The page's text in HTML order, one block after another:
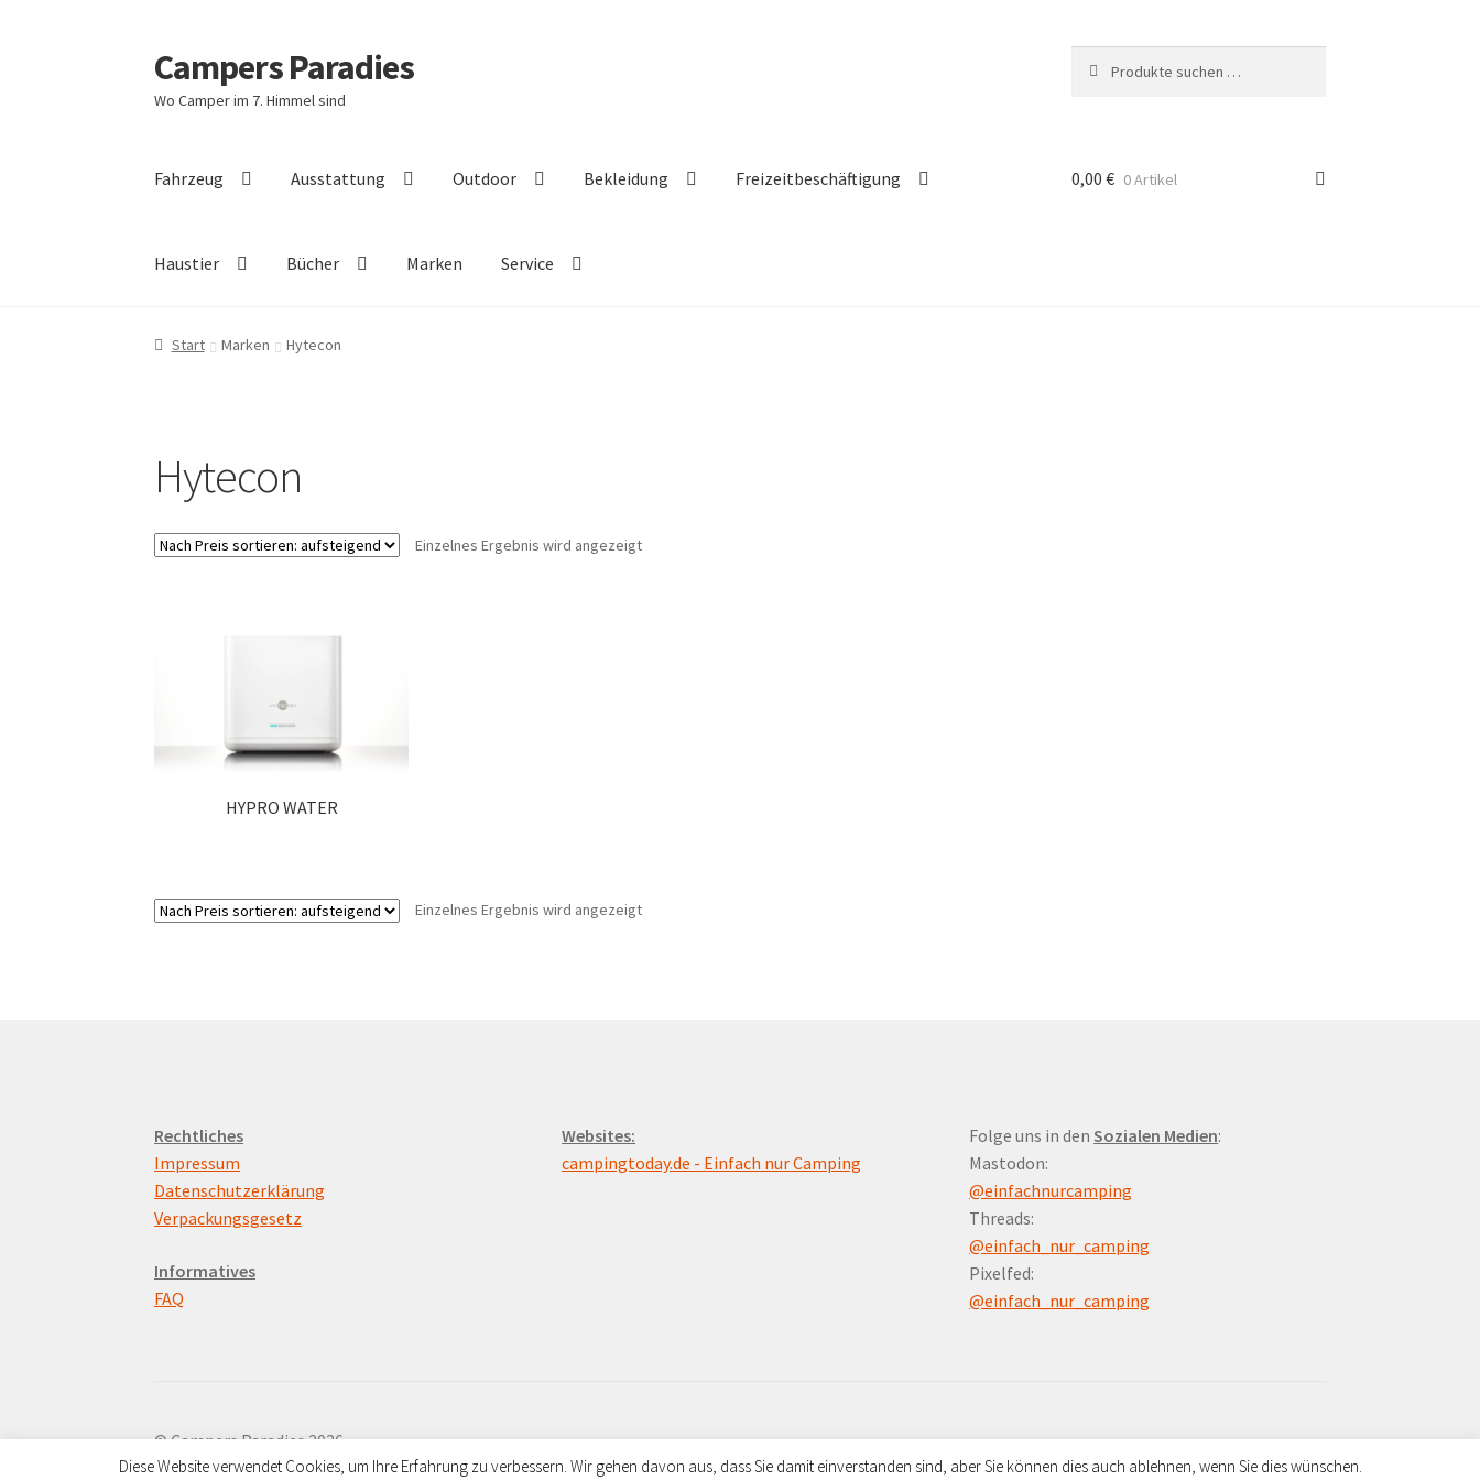
Zur
Navigation
springen
Zum
Inhalt
springen
Campers Paradies
Wo Camper im 7. Himmel sind
nach:
Fahrzeug Ausstattung Outdoor Bekleidung Freizeitbeschäftigung
Haustier Bücher Marken Service
0,00 € 0 Artikel
Start Marken Hytecon
Hytecon
Einzelnes Ergebnis wird angezeigt
HYPRO WATER
Einzelnes Ergebnis wird angezeigt
Rechtliches
Impressum
Datenschutzerklärung
Verpackungsgesetz
Informatives
FAQ
Websites:
campingtoday.de - Einfach nur Camping
Folge uns in denSozialen Medien:
Mastodon:
@einfachnurcamping
Threads:
@einfach_nur_camping
Pixelfed:
@einfach_nur_camping
© Campers Paradies 2026
Datenschutzerklärung
Erstellt mit WooCommerce.
Diese Website verwendet Cookies, um Ihre Erfahrung zu verbessern. Wir gehen davon aus, dass Sie damit einverstanden sind, aber Sie können dies auch ablehnen, wenn Sie dies wünschen.